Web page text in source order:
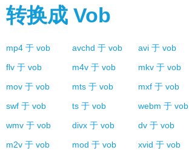
转换成 Vob
mp4 于 vob avchd 于 vob avi 于 vob
flv 于 vob m4v 于 vob mkv 于 vob
mov 于 vob mts 于 vob mxf 于 vob
swf 于 vob ts 于 vob webm 于 vob
wmv 于 vob divx 于 vob dv 于 vob
m2v 于 vob mod 于 vob xvid 于 vob